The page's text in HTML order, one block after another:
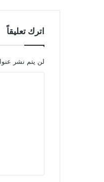
اترك تعليقاً
لن يتم نشر